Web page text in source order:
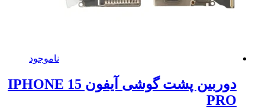
ناموجود
دوربین پشت گوشی آیفون IPHONE 15
PRO